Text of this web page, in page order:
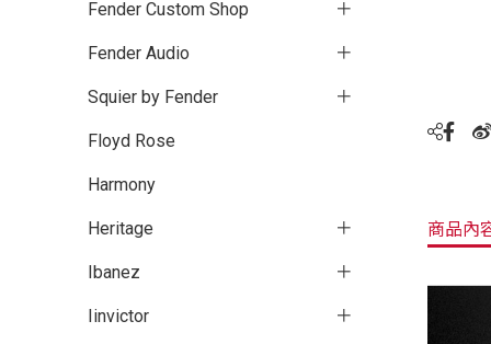
Fender Custom Shop
Fender Audio
Squier by Fender
Floyd Rose
Harmony
Heritage
Ibanez
Iinvictor
商品內